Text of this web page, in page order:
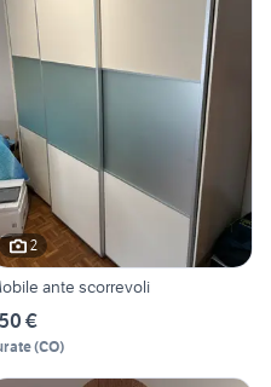
2
ante scorrevoli
€
(CO)